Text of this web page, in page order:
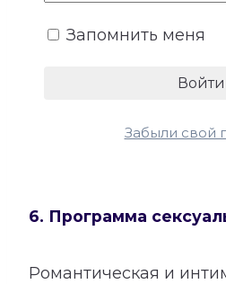
рекомендации,
6. Программа
Романтическая и
Запомнить меня
Забыли свой